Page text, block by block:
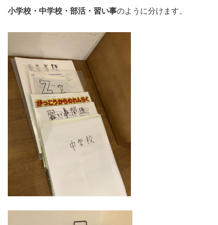
小学校・中学校・部活・習い事のように分けます。